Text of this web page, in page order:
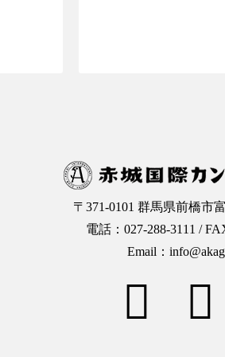
〒371-0101 群馬県前橋市
電話：027-288-3111 /
Email：